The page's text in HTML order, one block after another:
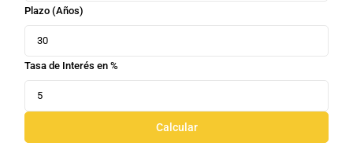
Plazo (Años)
Tasa de Interés en %
Calcular